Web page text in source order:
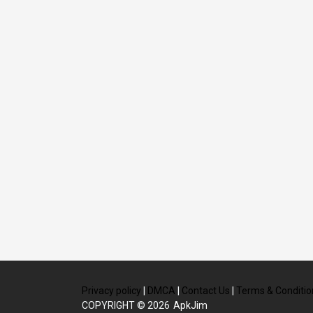
Privacy policy DMCA Contact Us Terms &
COPYRIGHT © 2026 ApkJim